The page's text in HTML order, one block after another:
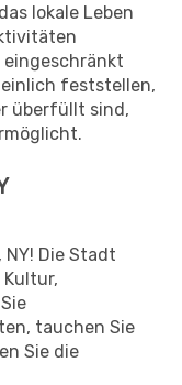
lokale Leben
feststellen,
überfüllt sind,
Die Stadt
tauchen Sie
Sie die